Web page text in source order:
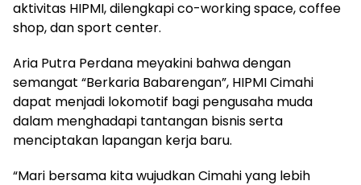
aktivitas HIPMI, dilengkapi co-working space, coffee
shop, dan sport center.
Aria Putra Perdana meyakini bahwa dengan
semangat “Berkaria Babarengan”, HIPMI Cimahi
dapat menjadi lokomotif bagi pengusaha muda
dalam menghadapi tantangan bisnis serta
menciptakan lapangan kerja baru.
“Mari bersama kita wujudkan Cimahi yang lebih